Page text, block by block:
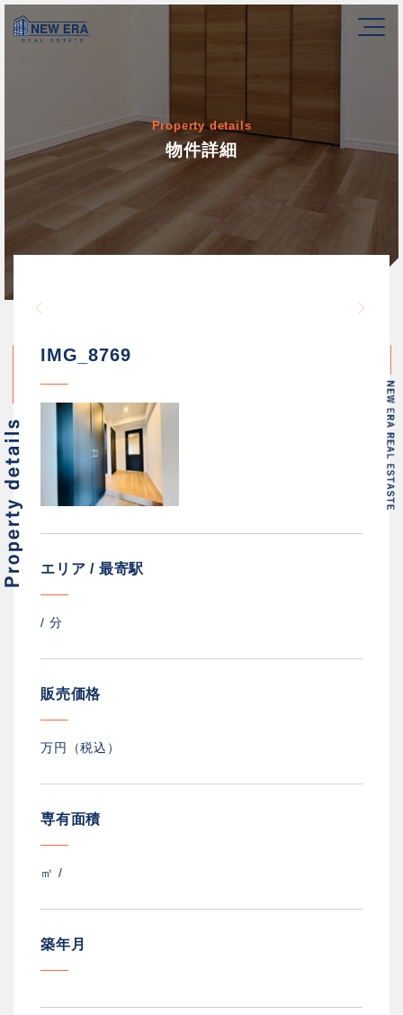
Property details
物件詳細
/home/newerakk/
IMG_8769
エリア / 最寄駅
/ 分
販売価格
万円（税込）
専有面積
㎡ /
築年月